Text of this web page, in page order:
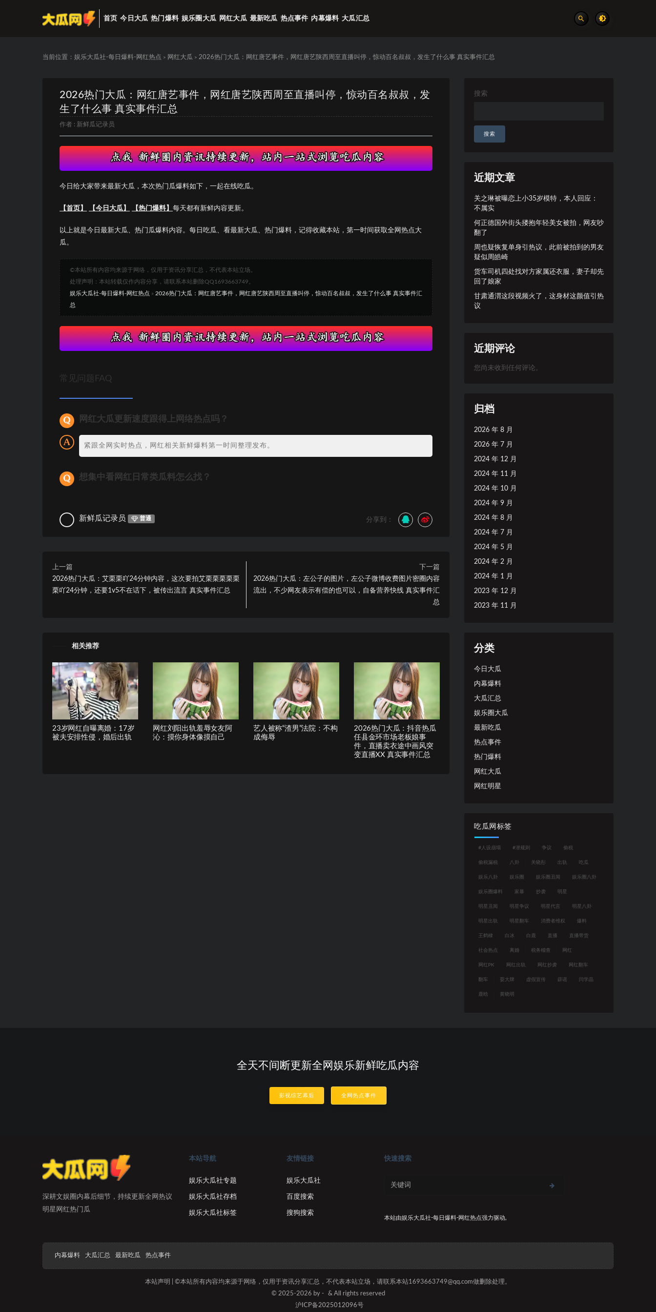
首页 今日大瓜 热门爆料 娱乐圈大瓜 网红大瓜 最新吃瓜 热点事件 内幕爆料 大瓜汇总
当前位置： 娱乐大瓜社-每日爆料-网红热点 > 网红大瓜 > 2026热门大瓜：网红唐艺事件，网红唐艺陕西周至直播叫停，惊动百名叔叔，发生了什么事 真实事件汇总
2026热门大瓜：网红唐艺事件，网红唐艺陕西周至直播叫停，惊动百名叔叔，发
生了什么事 真实事件汇总
作者 : 新鲜瓜记录员
今日给大家带来最新大瓜，本次热门瓜爆料如下，一起在线吃瓜。
【首页】 【今日大瓜】 【热门爆料】 每天都有新鲜内容更新。
以上就是今日最新大瓜、热门瓜爆料内容。每日吃瓜、看最新大瓜、热门爆料，记得收藏本站，第一时间获取全网热点大
瓜。
©本站所有内容均来源于网络，仅用于资讯分享汇总，不代表本站立场。
处理声明：本站转载仅作内容分享，请联系本站删除QQ1693663749。
娱乐大瓜社-每日爆料-网红热点 » 2026热门大瓜：网红唐艺事件，网红唐艺陕西周至直播叫停，惊动百名叔叔，发生了什么事 真实事件汇
总
常见问题FAQ
网红大瓜更新速度跟得上网络热点吗？
紧跟全网实时热点，网红相关新鲜爆料第一时间整理发布。
想集中看网红日常类瓜料怎么找？
新鲜瓜记录员 普通 分享到：
上一篇
2026热门大瓜：艾栗栗吖24分钟内容，这次要拍艾栗栗栗栗栗
栗吖24分钟，还要1v5不在话下，被传出流言 真实事件汇总
下一篇
2026热门大瓜：左公子的图片，左公子微博收费图片密圈内容
流出，不少网友表示有偿的也可以，自备营养快线 真实事件汇
总
相关推荐
23岁网红自曝离婚：17岁
被夫安排性侵，婚后出轨
网红刘阳出轨羞辱女友阿
沁：摸你身体像摸自己
艺人被称“渣男”法院：不构
成侮辱
2026热门大瓜：抖音热瓜
任县金环市场老板娘事
件，直播卖衣途中画风突
变直播XX 真实事件汇总
搜索
搜索
近期文章
关之琳被曝恋上小35岁模特，本人回应：
不属实
何正德国外街头搂抱年轻美女被拍，网友吵
翻了
周也疑恢复单身引热议，此前被拍到的男友
疑似周皓崎
货车司机四处找对方家属还衣服，妻子却先
回了娘家
甘肃通渭这段视频火了，这身材这颜值引热
议
近期评论
您尚未收到任何评论。
归档
2026 年 8 月
2026 年 7 月
2024 年 12 月
2024 年 11 月
2024 年 10 月
2024 年 9 月
2024 年 8 月
2024 年 7 月
2024 年 5 月
2024 年 2 月
2024 年 1 月
2023 年 12 月
2023 年 11 月
分类
今日大瓜
内幕爆料
大瓜汇总
娱乐圈大瓜
最新吃瓜
热点事件
热门爆料
网红大瓜
网红明星
吃瓜网标签
#人设崩塌 #潜规则 争议 偷税
偷税漏税 八卦 关晓彤 出轨 吃瓜
娱乐八卦 娱乐圈 娱乐圈丑闻 娱乐圈八卦
娱乐圈爆料 家暴 抄袭 明星
明星丑闻 明星争议 明星代言 明星八卦
明星出轨 明星翻车 消费者维权 爆料
王鹤棣 白冰 白鹿 直播 直播带货
社会热点 离婚 税务稽查 网红
网红PK 网红出轨 网红抄袭 网红翻车
翻车 耍大牌 虚假宣传 辟谣 闫学晶
鹿晗 黄晓明
全天不间断更新全网娱乐新鲜吃瓜内容
影视综艺幕后 全网热点事件
深耕文娱圈内幕后细节，持续更新全网热议
明星网红热门瓜
本站导航
娱乐大瓜社专题
娱乐大瓜社存档
娱乐大瓜社标签
友情链接
娱乐大瓜社
百度搜索
搜狗搜索
快速搜索
本站由娱乐大瓜社-每日爆料-网红热点强力驱动,
内幕爆料 大瓜汇总 最新吃瓜 热点事件
本站声明 | ©本站所有内容均来源于网络，仅用于资讯分享汇总，不代表本站立场，请联系本站1693663749@qq.com做删除处理。
© 2025-2026 by -
& All rights reserved
沪ICP备2025012096号